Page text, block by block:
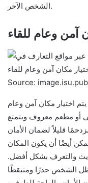
الشخص الآخر.
آمن وعام للقاء
Source: image.isu.pub
يتم اختيار مكان آمن وعام
أو مطعم معروف ويتمتع
قليلاً لضمان الأمان
أيضًا أن يكون المكان
والتعرف بشكل أفضل.
الشخص حذرًا ومتيقظًا